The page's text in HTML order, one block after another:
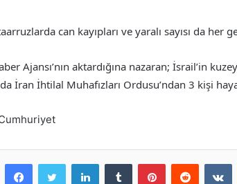
taarruzlarda can kayıpları ve yaralı sayısı da her
Ajansı’nın aktardığına nazaran; İsrail’in
İran İhtilal Muhafızları Ordusu’ndan 3 kişi
FacebookTwitter LinkedInTumblr PinterestReddit